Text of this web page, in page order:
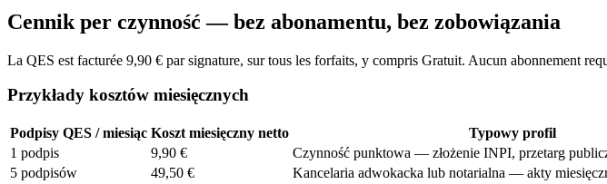
Cennik per czynność — bez abonamentu, bez zobowiązania
La QES est facturée 9,90 € par signature, sur tous les forfaits, y compris Gratuit. Aucun abonnement
Przykłady kosztów miesięcznych
Podpisy QES / miesiąc Koszt miesięczny netto
Typowy profil
1 podpis
9,90 €
Czynność punktowa — złożenie INPI, przetarg
5 podpisów
49,50 €
Kancelaria adwokacka lub notarialna — akty